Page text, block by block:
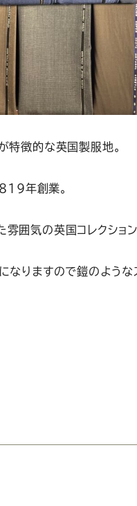
特徴的な英国製服地。
年創業。
囲気の英国コレクション
なりますので鎧のような